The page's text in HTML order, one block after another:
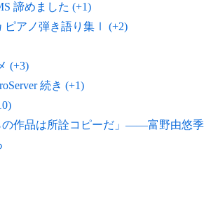
諦めました (+1)
ピアノ弾き語り集Ⅰ (+2)
(+3)
続き (+1)
の作品は所詮コピーだ」——富野由悠季